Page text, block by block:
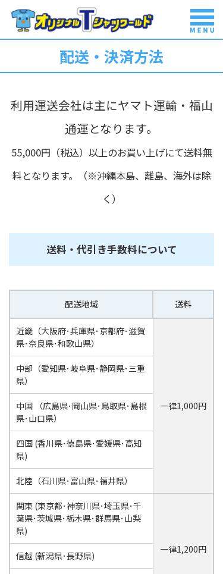
商品一覧
はじめてご利用の方
豊富な実績
よくある質問
お店の場所
各種ご案内
Information
受付 月曜日～金曜日 10:00～19:00
配送・決済方法
利用運送会社は主にヤマト運輸・福山
通運となります。
55,000円（税込）以上のお買い上げにて送料無
料となります。（※沖縄本島、離島、海外は除
く）
送料・代引き手数料について
配送地域 送料
近畿（大阪府･兵庫県･京都府･滋賀
県･奈良県･和歌山県）
一律1,000円
中部（愛知県･岐阜県･静岡県･三重
県）
中国 （広島県･岡山県･鳥取県･島根
県･山口県）
四国 (香川県･徳島県･愛媛県･高知
県)
北陸（石川県･富山県･福井県）
関東 (東京都･神奈川県･埼玉県･千
葉県･茨城県･栃木県･群馬県･山梨
県)
一律1,200円
信越 (新潟県･長野県)